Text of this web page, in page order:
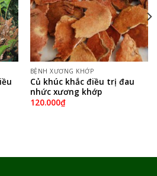
BỆNH XƯƠNG KHỚP
Củ khúc khắc điều trị đau
nhức xương khớp
120.000₫